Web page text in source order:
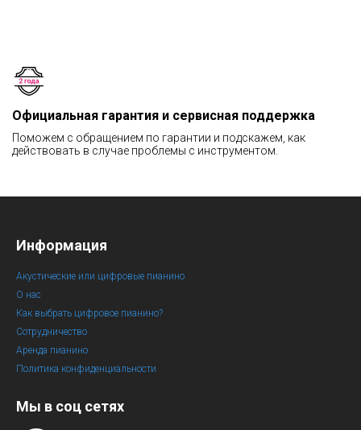
Официальная гарантия и сервисная поддержка
Поможем с обращением по гарантии и подскажем, как
действовать в случае проблемы с инструментом.
Информация
Акустические или цифровые пианино
О нас
Как выбрать цифровое пианино?
Сотрудничество
Аренда пианино
Политика конфиденциальности
Мы в соц сетях